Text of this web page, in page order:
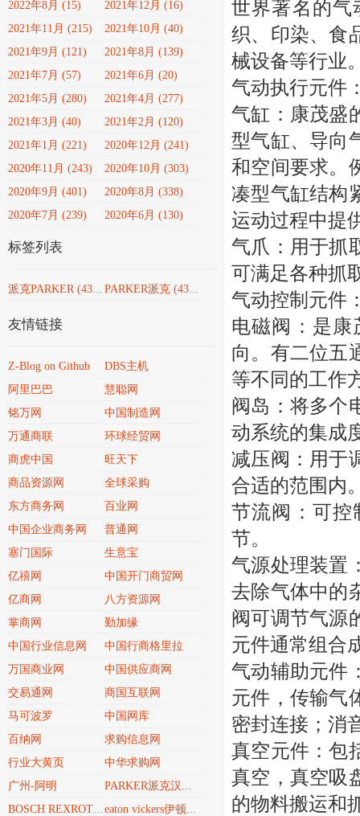
2022年8月 (15)
2021年12月 (16)
2021年11月 (215)
2021年10月 (40)
2021年9月 (121)
2021年8月 (139)
2021年7月 (57)
2021年6月 (20)
2021年5月 (280)
2021年4月 (277)
2021年3月 (40)
2021年2月 (120)
2021年1月 (221)
2020年12月 (241)
2020年11月 (243)
2020年10月 (303)
2020年9月 (401)
2020年8月 (338)
2020年7月 (239)
2020年6月 (130)
标签列表
派克PARKER(4351) PARKER派克 (4351)
友情链接
Z-Blog on Github
DBS主机
阿里巴巴
慧聪网
铭万网
中国制造网
万通商联
环球经贸网
商虎中国
旺天下
商品资源网
全球采购
东方商务网
百业网
中国企业商务网
普通网
塞门国际
生意宝
亿禧网
中国开门商贸网
亿商网
八方资源网
掌商网
勤加缘
中国行业信息网
中国行商格里拉
万国商业网
中国供应商网
交易通网
商国互联网
马可波罗
中国网库
百纳网
求购信息网
行业大黄页
中华求购网
广州-阿明
PARKER派克汉尼汾
BOSCH REXROTH博世力士乐REXROTH eaton vickers伊顿威格士
世界著名的气
织、印染、食
械设备等行业
气动执行元件
气缸：康茂盛
型气缸、导向
和空间要求。
凑型气缸结构
运动过程中提
气爪：用于抓
可满足各种抓
气动控制元件
电磁阀：是康
向。有二位五
等不同的工作
阀岛：将多个
动系统的集成
减压阀：用于
合适的范围内
节流阀：可控
节。
气源处理装置
去除气体中的
阀可调节气源
元件通常组合
气动辅助元件
元件，传输气
密封连接；消
真空元件：包
真空，真空吸
的物料搬运和